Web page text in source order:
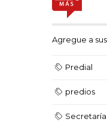
Agregue a
Predial
predios